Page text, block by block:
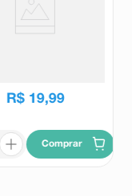
R$ 19,99
Comprar